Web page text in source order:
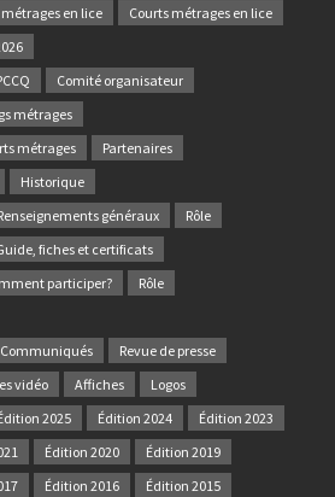
métrages en lice
Courts métrages en lice
Comité organisateur
métrages
métrages
Partenaires
Historique
généraux
Rôle
fiches et certificats
participer?
Rôle
Communiqués
Revue de presse
vidéo Affiches
Logos
2025 Édition 2024
Édition 2023
Édition 2020
Édition 2019
Édition 2016 Édition 2015